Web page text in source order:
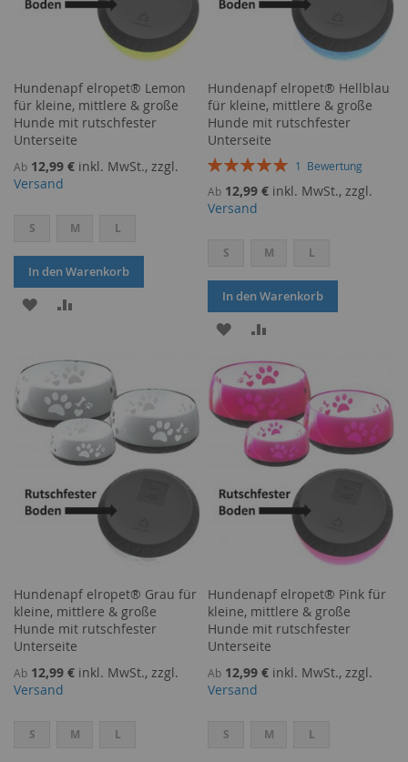
Hundenapf elropet® Lemon
für kleine, mittlere & große
Hunde mit rutschfester
Unterseite
Ab 12,99 € inkl. MwSt., zzgl.
Versand
S M L
In den Warenkorb
ZUR
HINZUFÜGEN
HINZUFÜGEN
Hundenapf elropet® Hellblau
für kleine, mittlere & große
Hunde mit rutschfester
Unterseite
Bewertung:
1 Bewertung
Ab 12,99 € inkl. MwSt., zzgl.
Versand
S M L
In den Warenkorb
ZUR
WUNSCHLISTE
HINZUFÜGEN
VERGLEICHSLISTE
HINZUFÜGEN
Hundenapf elropet® Grau für
kleine, mittlere & große
Hunde mit rutschfester
Unterseite
Ab 12,99 € inkl. MwSt., zzgl.
Versand
S M L
Hundenapf elropet® Pink für
kleine, mittlere & große
Hunde mit rutschfester
Unterseite
Ab 12,99 € inkl. MwSt., zzgl.
Versand
S M L